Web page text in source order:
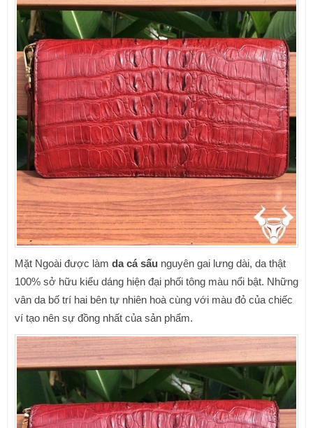
Mặt Ngoài được làm da cá sấu nguyên gai lưng dài, da thật
100% sở hữu kiểu dáng hiện đại phối tông màu nổi bật. Những
vân da bố trí hai bên tự nhiên hoà cùng với màu đỏ của chiếc
ví tạo nên sự đồng nhất của sản phẩm.